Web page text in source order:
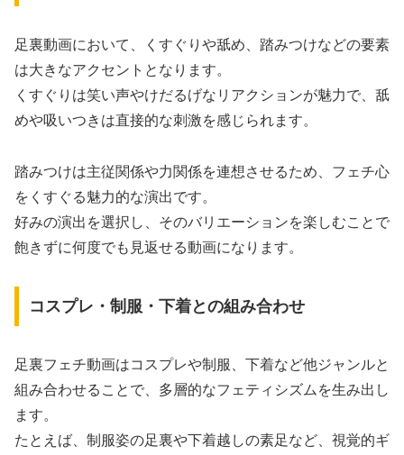
足裏動画において、くすぐりや舐め、踏みつけなどの要素
は大きなアクセントとなります。
くすぐりは笑い声やけだるげなリアクションが魅力で、舐
めや吸いつきは直接的な刺激を感じられます。
踏みつけは主従関係や力関係を連想させるため、フェチ心
をくすぐる魅力的な演出です。
好みの演出を選択し、そのバリエーションを楽しむことで
飽きずに何度でも見返せる動画になります。
コスプレ・制服・下着との組み合わせ
足裏フェチ動画はコスプレや制服、下着など他ジャンルと
組み合わせることで、多層的なフェティシズムを生み出し
ます。
たとえば、制服姿の足裏や下着越しの素足など、視覚的ギ